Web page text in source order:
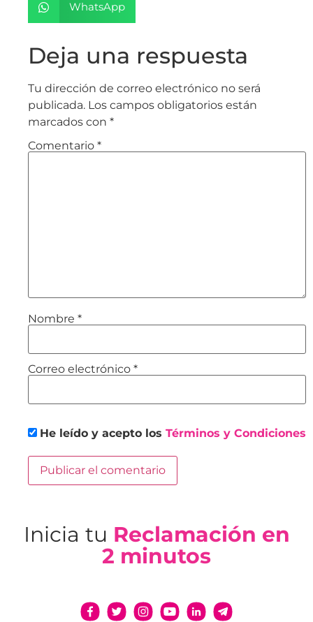
WhatsApp
Deja una respuesta
Tu dirección de correo electrónico no será
publicada. Los campos obligatorios están
marcados con *
Comentario *
Nombre *
Correo electrónico *
He leído y acepto los Términos y Condiciones
Inicia tu Reclamación en
2 minutos